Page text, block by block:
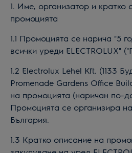
1. Име, организатор и кратко
промоцията
1.1 Промоцията се нарича "5
всички уреди ELECTROLUX"
1.2 Electrolux Lehel Kft. (1133
Promenade Gardens Office
на промоцията (наричан по-
Промоцията се организира
България.
1.3 Кратко описание на